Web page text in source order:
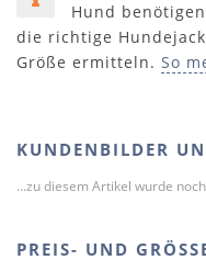
Hund
die richtige
Größe ermitteln. So
KUNDENBILDER
...zu diesem Artikel wurde
PREIS- UND